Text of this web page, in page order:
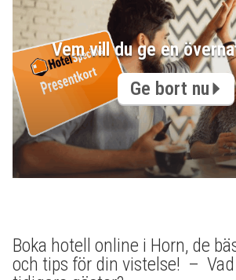
Vem vill du ge en
Ge bort nu
Boka hotell online i Horn, de
och tips för din vistelse! –